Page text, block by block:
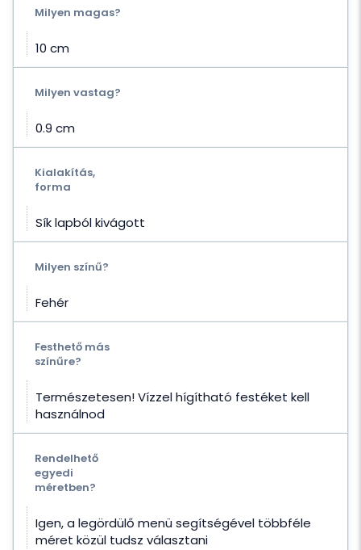
Milyen magas?
10 cm
Milyen vastag?
0.9 cm
Kialakítás,
forma
Sík lapból kivágott
Milyen színű?
Fehér
Festhető más
színűre?
Természetesen! Vízzel hígítható festéket kell
használnod
Rendelhető
egyedi
méretben?
Igen, a legördülő menü segítségével többféle
méret közül tudsz választani